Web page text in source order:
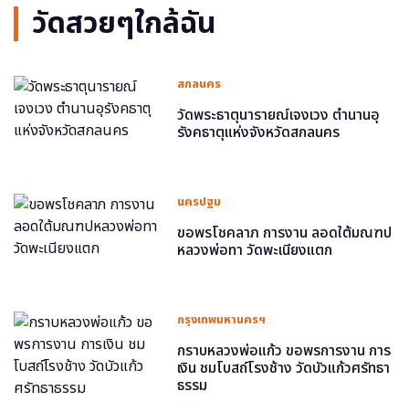
วัดสวยๆใกล้ฉัน
สกลนคร
วัดพระธาตุนารายณ์เจงเวง ตำนานอุ
รังคธาตุแห่งจังหวัดสกลนคร
นครปฐม
ขอพรโชคลาภ การงาน ลอดใต้มณฑป
หลวงพ่อทา วัดพะเนียงแตก
กรุงเทพมหานครฯ
กราบหลวงพ่อแก้ว ขอพรการงาน การ
เงิน ชมโบสถ์โรงช้าง วัดบัวแก้วศรัทธา
ธรรม